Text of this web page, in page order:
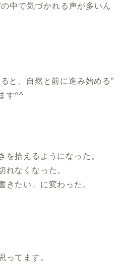
の中で気づかれる声が多いん
と、自然と前に進み始める”
す^^
を拾えるようになった。
れなくなった。
きたい」に変わった。
ってます。